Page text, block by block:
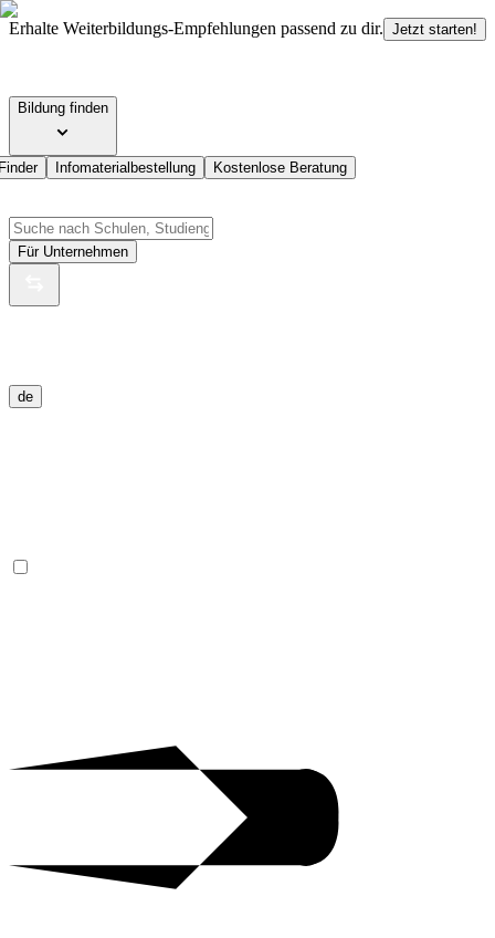
Erhalte Weiterbildungs-Empfehlungen passend zu dir. Jetzt starten!
Bildung finden
Infomaterialbestellung Kostenlose Beratung
Für Unternehmen
de